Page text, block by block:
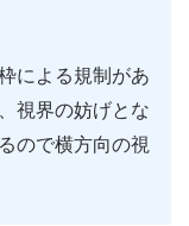
による規制があ
視界の妨げとな
ので横方向の視